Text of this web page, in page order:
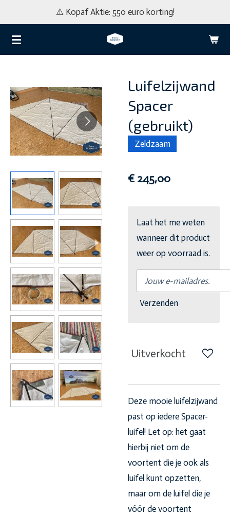
direct
naar
de
⚠️ Kopaf Aktie: 550 euro korting!
Luifelzijwand
Spacer
(gebruikt)
Zeldzaam
€ 245,00
Laat het me weten
wanneer dit product
weer op voorraad is.
Verzenden
Uitverkocht
Deze mooie luifelzijwand
past op iedere Spacer-
luifel! Let op: het gaat
hierbij niet om de
voortent die je ook als
luifel kunt opzetten,
maar om de luifel die je
vóór de voortent